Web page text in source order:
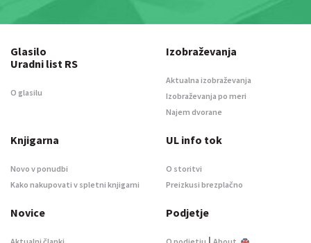
Glasilo
Uradni list RS
O glasilu
Izobraževanja
Aktualna izobraževanja
Izobraževanja po meri
Najem dvorane
Knjigarna
Novo v ponudbi
Kako nakupovati v spletni knjigarni
UL info tok
O storitvi
Preizkusi brezplačno
Novice Podjetje